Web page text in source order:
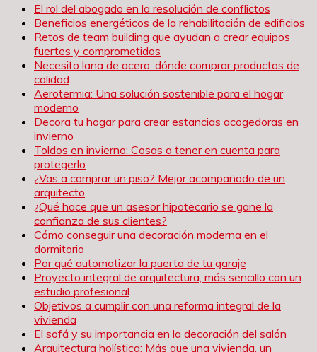
El rol del abogado en la resolución de conflictos
Beneficios energéticos de la rehabilitación de edificios
Retos de team building que ayudan a crear equipos
fuertes y comprometidos
Necesito lana de acero: dónde comprar productos de
calidad
Aerotermia: Una solución sostenible para el hogar
moderno
Decora tu hogar para crear estancias acogedoras en
invierno
Toldos en invierno: Cosas a tener en cuenta para
protegerlo
¿Vas a comprar un piso? Mejor acompañado de un
arquitecto
¿Qué hace que un asesor hipotecario se gane la
confianza de sus clientes?
Cómo conseguir una decoración moderna en el
dormitorio
Por qué automatizar la puerta de tu garaje
Proyecto integral de arquitectura, más sencillo con un
estudio profesional
Objetivos a cumplir con una reforma integral de la
vivienda
El sofá y su importancia en la decoración del salón
Arquitectura holística: Más que una vivienda, un